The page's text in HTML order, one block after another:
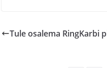
Tule osalema RingKarbi